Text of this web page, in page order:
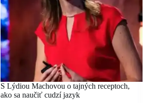
S Lýdiou Machovou o tajných receptoch,
ako sa naučiť cudzí jazyk